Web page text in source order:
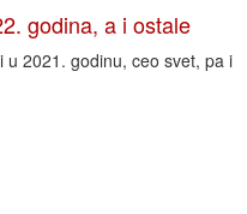
godina, a i ostale
u 2021. godinu, ceo svet, pa i